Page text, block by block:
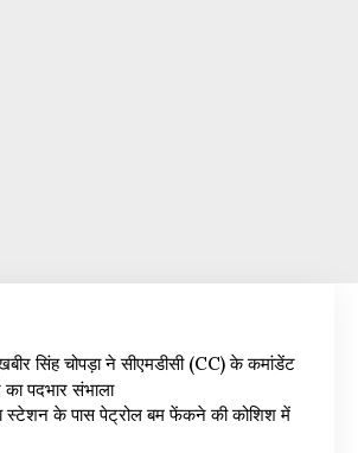
सिंह चोपड़ा ने सीएमडीसी (CC) के कमांडेंट
पदभार संभाला
स्टेशन के पास पेट्रोल बम फेंकने की कोशिश में